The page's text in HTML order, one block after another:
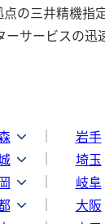
の三井精機指
サービスの迅
岩手
埼玉
岐阜
大阪